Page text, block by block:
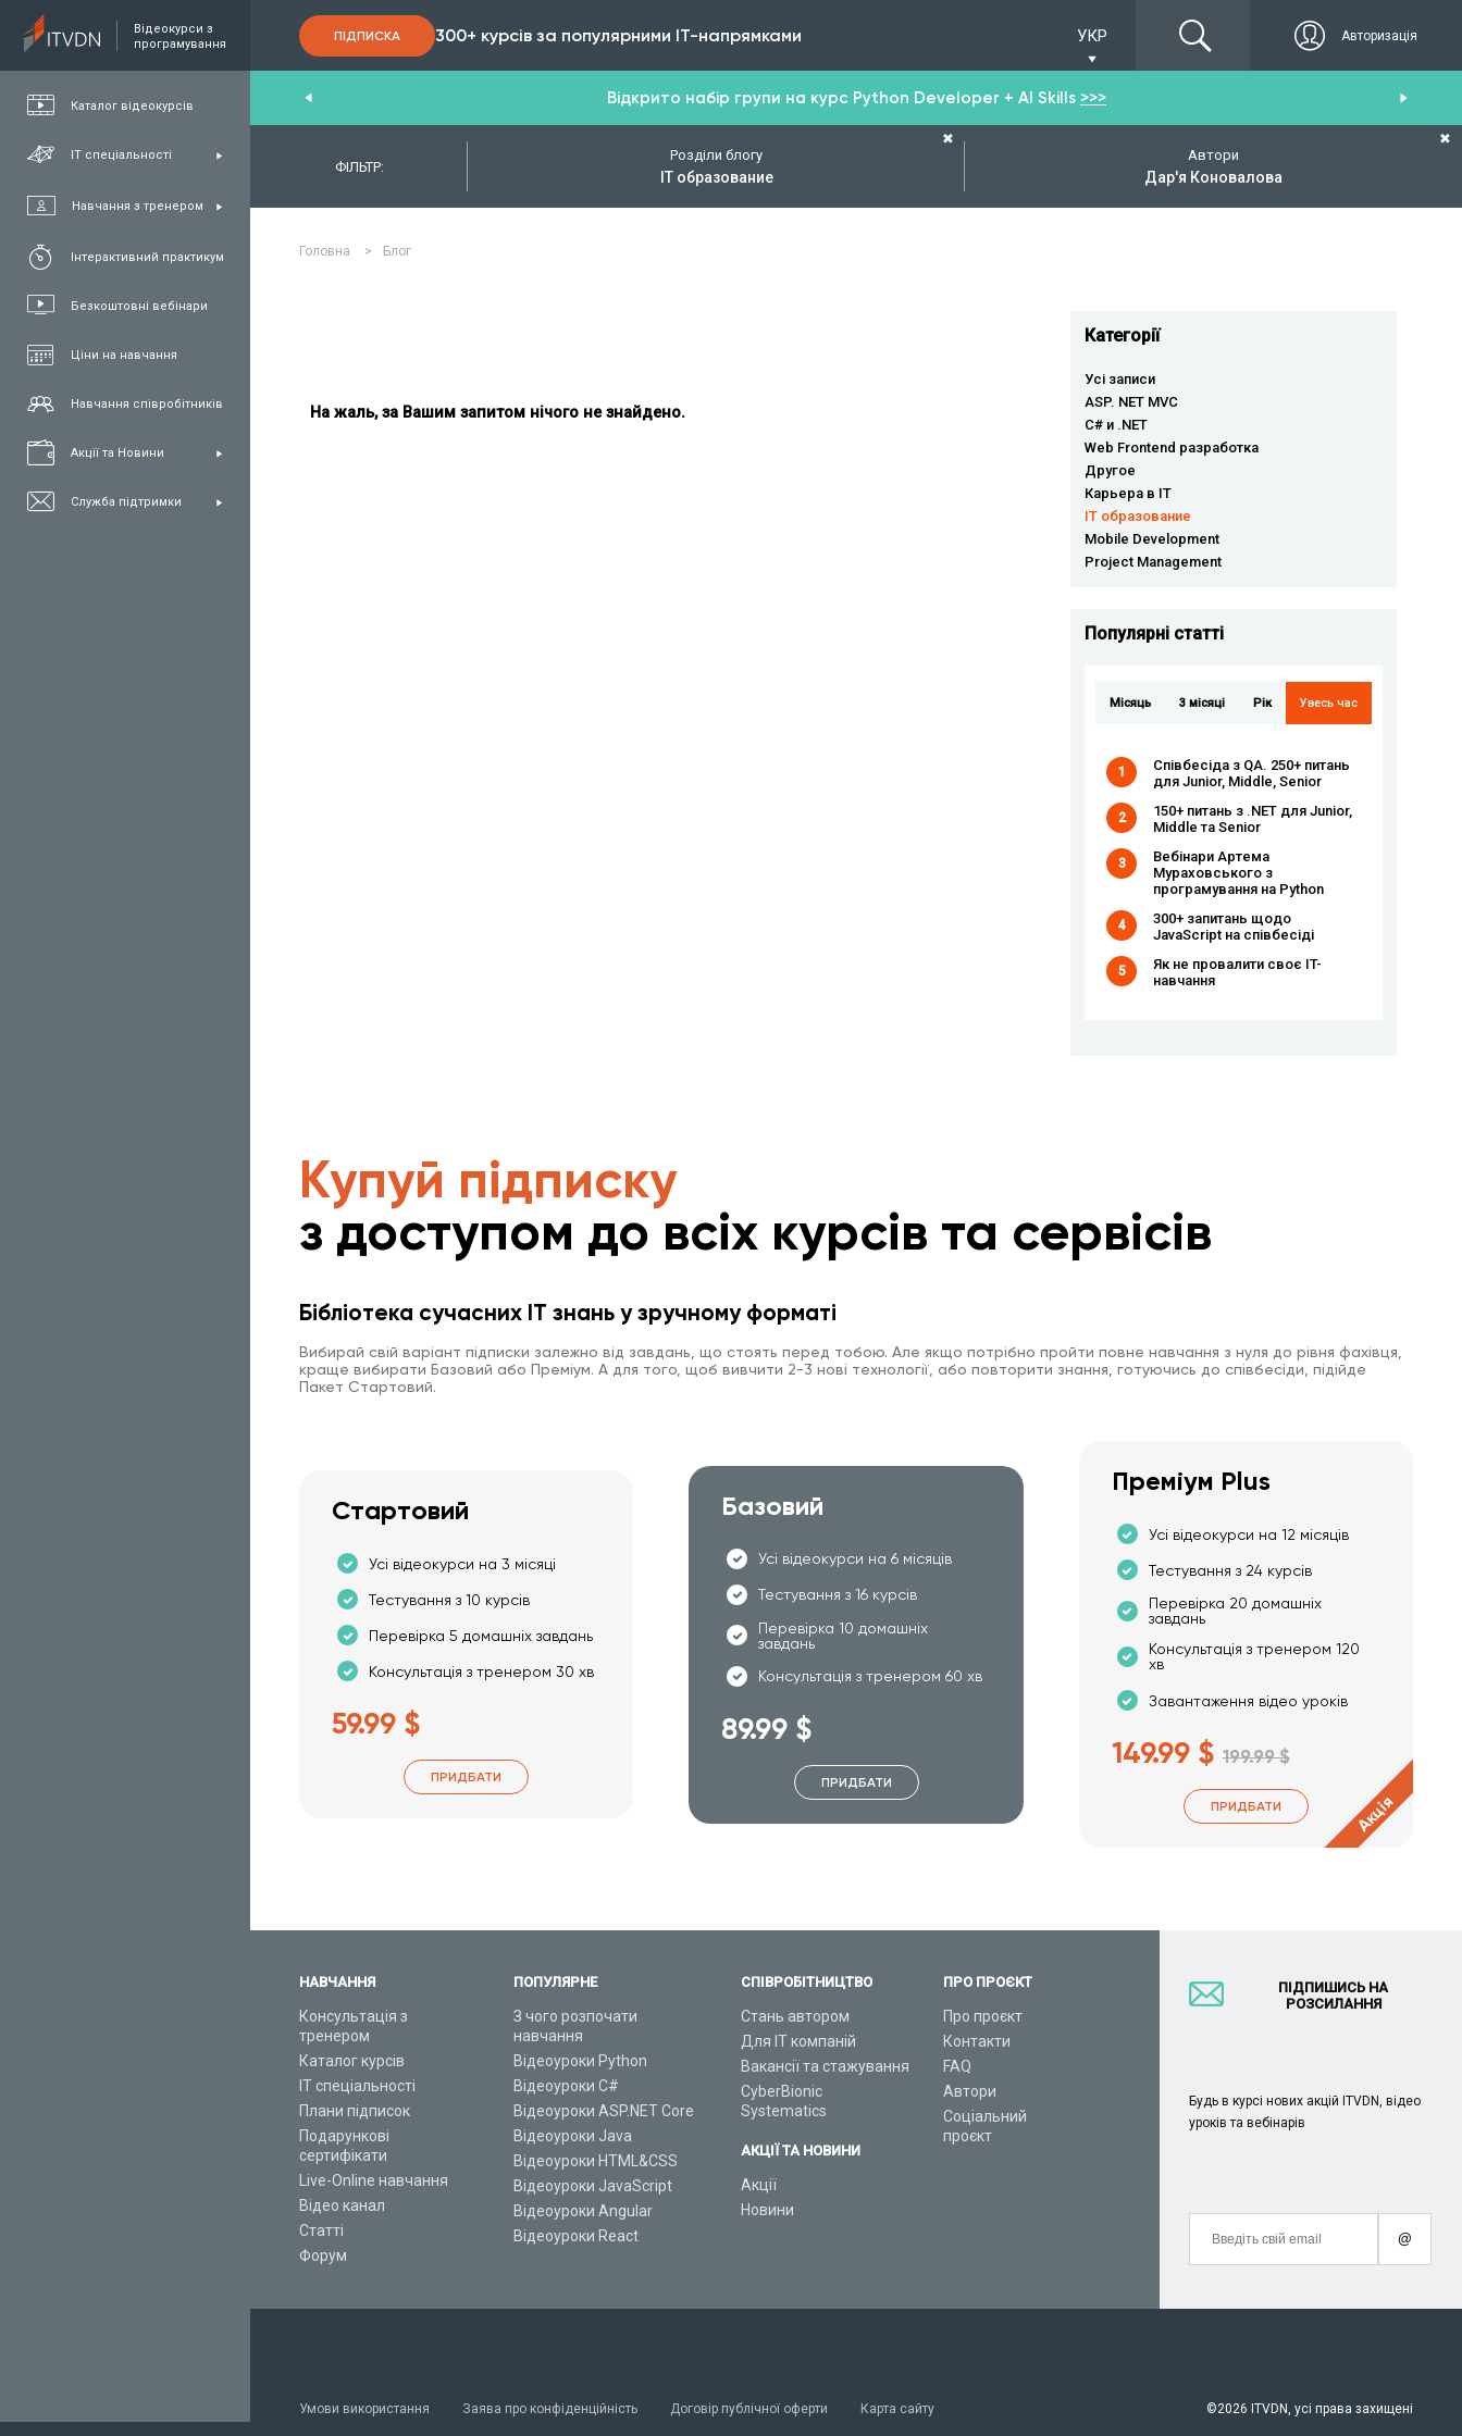
Відеокурси з
програмування
Каталог відеокурсів
ІТ спеціальності
Навчання з тренером
Інтерактивний практикум
Безкоштовні вебінари
Ціни на навчання
Навчання співробітників
Акції та Новини
Служба підтримки
ПІДПИСКА 300+ курсів за популярними IT-напрямками УКР Авторизація
FullStack C#/.NET Java Відкрито набір групи на курс Python Developer + AI Skills >>>
ФІЛЬТР:
Розділи блогу
IT образование
✖
Автори
Дар'я Коновалова
✖
Головна > Блог
На жаль, за Вашим запитом нічого не знайдено.
Категорії
Усі записи
ASP. NET MVC
C# и .NET
Web Frontend разработка
Другое
Карьера в IT
IT образование
Mobile Development
Project Management
Популярні статті
Місяць 3 місяці Рік Увесь час
1
Співбесіда з QA. 250+ питань
для Junior, Middle, Senior
2
150+ питань з .NET для Junior,
Middle та Senior
3
Вебінари Артема
Мураховського з
програмування на Python
4
300+ запитань щодо
JavaScript на співбесіді
5
Як не провалити своє IT-
навчання
Купуй підписку
з доступом до всіх курсів та сервісів
Бібліотека сучасних IT знань у зручному форматі
Вибирай свій варіант підписки залежно від завдань, що стоять перед тобою. Але якщо потрібно пройти повне навчання з нуля до рівня фахівця,
краще вибирати Базовий або Преміум. А для того, щоб вивчити 2-3 нові технології, або повторити знання, готуючись до співбесіди, підійде
Пакет Стартовий.
Стартовий
Усі відеокурси на 3 місяці
Тестування з 10 курсів
Перевірка 5 домашніх завдань
Консультація з тренером 30 хв
59.99 $
ПРИДБАТИ
Базовий
Усі відеокурси на 6 місяців
Тестування з 16 курсів
Перевірка 10 домашніх
завдань
Консультація з тренером 60 хв
89.99 $
ПРИДБАТИ
Преміум Plus
Усі відеокурси на 12 місяців
Тестування з 24 курсів
Перевірка 20 домашніх
завдань
Консультація з тренером 120
хв
Завантаження відео уроків
149.99 $ 199.99 $
ПРИДБАТИ Акція
НАВЧАННЯ
Консультація з
тренером
Каталог курсів
ІТ спеціальності
Плани підписок
Подарункові
сертифікати
Live-Online навчання
Відео канал
Статті
Форум
ПОПУЛЯРНЕ
З чого розпочати
навчання
Відеоуроки Python
Відеоуроки C#
Відеоуроки ASP.NET Core
Відеоуроки Java
Відеоуроки HTML&CSS
Відеоуроки JavaScript
Відеоуроки Angular
Відеоуроки React
СПІВРОБІТНИЦТВО
Стань автором
Для ІТ компаній
Вакансії та стажування
CyberBionic
Systematics
АКЦІЇ ТА НОВИНИ
Акції
Новини
ПРО ПРОЄКТ
Про проєкт
Контакти
FAQ
Автори
Соціальний
проєкт
ПІДПИШИСЬ НА
РОЗСИЛАННЯ
Будь в курсі нових акцій ITVDN, відео
уроків та вебінарів
@
Умови використання Заява про конфіденційність Договір публічної оферти Карта сайту ©2026 ITVDN, усі права захищені